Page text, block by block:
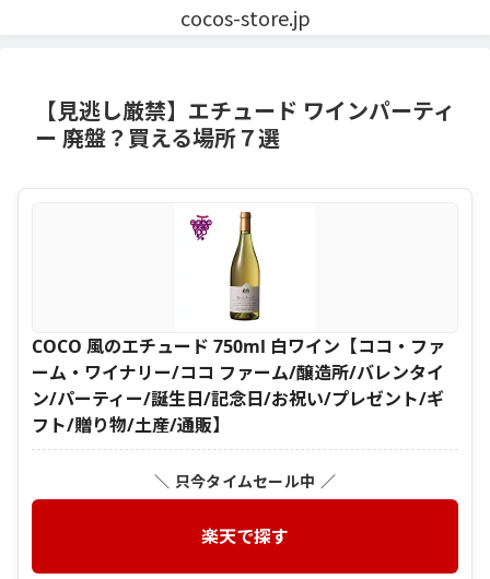
cocos-store.jp
【見逃し厳禁】エチュード ワインパーティ
ー 廃盤？買える場所７選
COCO 風のエチュード 750ml 白ワイン【ココ・ファ
ーム・ワイナリー/ココ ファーム/醸造所/バレンタイ
ン/パーティー/誕生日/記念日/お祝い/プレゼント/ギ
フト/贈り物/土産/通販】
＼ 只今タイムセール中 ／
楽天で探す